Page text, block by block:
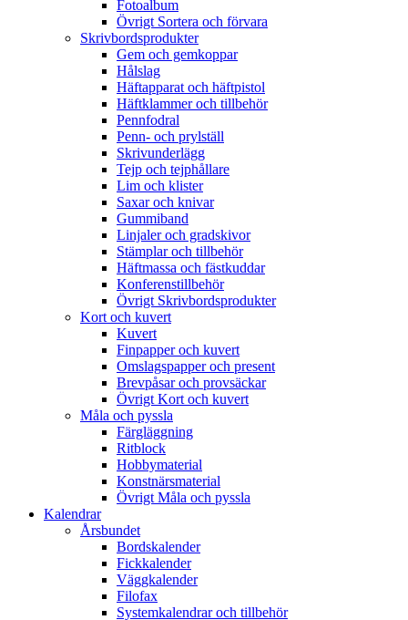
Fotoalbum
Övrigt Sortera och förvara
Skrivbordsprodukter
Gem och gemkoppar
Hålslag
Häftapparat och häftpistol
Häftklammer och tillbehör
Pennfodral
Penn- och prylställ
Skrivunderlägg
Tejp och tejphållare
Lim och klister
Saxar och knivar
Gummiband
Linjaler och gradskivor
Stämplar och tillbehör
Häftmassa och fästkuddar
Konferenstillbehör
Övrigt Skrivbordsprodukter
Kort och kuvert
Kuvert
Finpapper och kuvert
Omslagspapper och present
Brevpåsar och provsäckar
Övrigt Kort och kuvert
Måla och pyssla
Färgläggning
Ritblock
Hobbymaterial
Konstnärsmaterial
Övrigt Måla och pyssla
Kalendrar
Årsbundet
Bordskalender
Fickkalender
Väggkalender
Filofax
Systemkalendrar och tillbehör